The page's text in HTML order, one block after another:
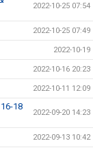
2022-10-25 07:54
2022-10-25 07:49
2022-10-19
2022-10-16 20:23
2022-10-11 12:09
18
2022-09-20 14:23
2022-09-13 10:42